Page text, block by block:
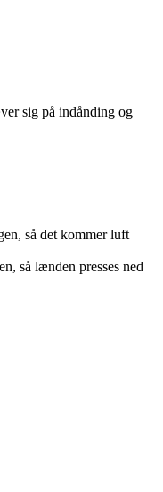
sig på indånding og
så det kommer luft
så lænden presses ned